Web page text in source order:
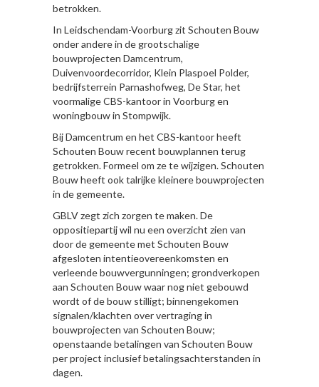
betrokken.
In Leidschendam-Voorburg zit Schouten Bouw
onder andere in de grootschalige
bouwprojecten Damcentrum,
Duivenvoordecorridor, Klein Plaspoel Polder,
bedrijfsterrein Parnashofweg, De Star, het
voormalige CBS-kantoor in Voorburg en
woningbouw in Stompwijk.
Bij Damcentrum en het CBS-kantoor heeft
Schouten Bouw recent bouwplannen terug
getrokken. Formeel om ze te wijzigen. Schouten
Bouw heeft ook talrijke kleinere bouwprojecten
in de gemeente.
GBLV zegt zich zorgen te maken. De
oppositiepartij wil nu een overzicht zien van
door de gemeente met Schouten Bouw
afgesloten intentieovereenkomsten en
verleende bouwvergunningen; grondverkopen
aan Schouten Bouw waar nog niet gebouwd
wordt of de bouw stilligt; binnengekomen
signalen/klachten over vertraging in
bouwprojecten van Schouten Bouw;
openstaande betalingen van Schouten Bouw
per project inclusief betalingsachterstanden in
dagen.